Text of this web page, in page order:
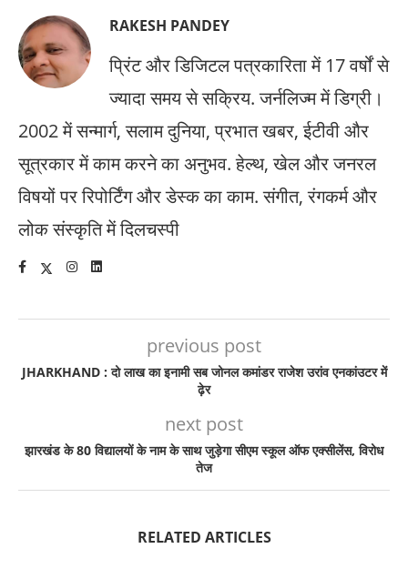
RAKESH PANDEY
प्रिंट और डिजिटल पत्रकारिता में 17 वर्षों से
ज्यादा समय से सक्रिय. जर्नलिज्म में डिग्री।
2002 में सन्मार्ग, सलाम दुनिया, प्रभात खबर, ईटीवी और
सूत्रकार में काम करने का अनुभव. हेल्थ, खेल और जनरल
विषयों पर रिपोर्टिंग और डेस्क का काम. संगीत, रंगकर्म और
लोक संस्कृति में दिलचस्पी
previous post
JHARKHAND : दो लाख का इनामी सब जोनल कमांडर राजेश उरांव एनकांउटर में
ढ़ेर
next post
झारखंड के 80 विद्यालयों के नाम के साथ जुड़ेगा सीएम स्कूल ऑफ एक्सीलेंस, विरोध
तेज
RELATED ARTICLES